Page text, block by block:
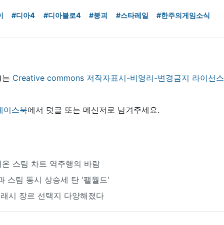
#디아4 #디아블로4 #붕괴 #스타레일 #한주의게임소식
Creative commons 저작자표시-비영리-변경금지 라이선스
이스북에서 덧글 또는 메신저로 남겨주세요.
스팀 차트 역주행의 바람
스팀 동시 상승세 탄 '팰월드'
시 장르 선택지 다양해졌다